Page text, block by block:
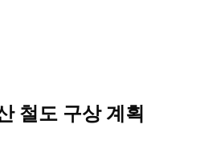
철도 구상 계획